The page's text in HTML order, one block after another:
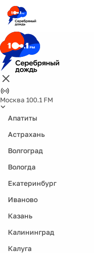
Москва 100.1 FM
Апатиты
Астрахань
Волгоград
Вологда
Екатеринбург
Иваново
Казань
Калининград
Калуга